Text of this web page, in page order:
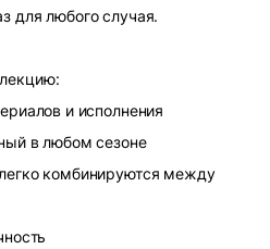
для любого случая.
и исполнения
в любом сезоне
комбинируются между